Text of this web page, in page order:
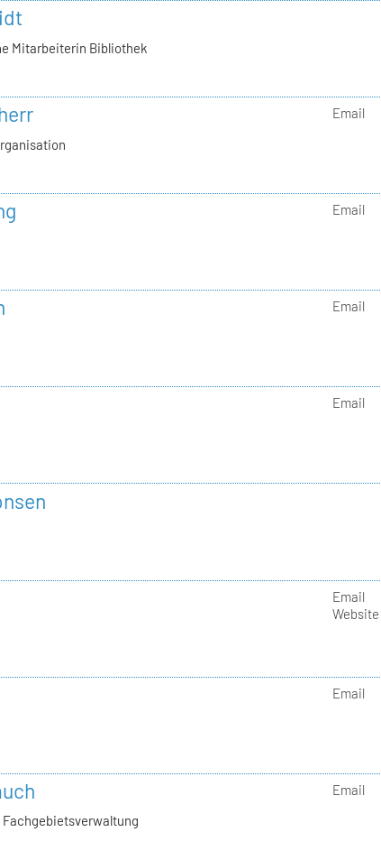
Mitarbeiterin Bibliothek
Email
Email
Email
Email
Email
Website
Email
Email